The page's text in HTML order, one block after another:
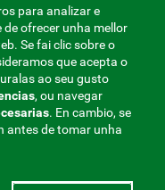
para analizar e
ofrecer unha mellor
Se fai clic sobre o
que acepta o
ao seu gusto
, ou navegar
. En cambio, se
antes de tomar unha